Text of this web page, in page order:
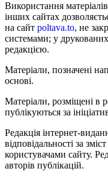
Використання
інших сайтах
на сайт poltava.to, не
системами; у
редакцією.
Матеріали, позначені
основі.
Матеріали, розміщені в
публікуються за
Редакція інтернет-
відповідальності за
користувачами сайту.
авторів публікацій.